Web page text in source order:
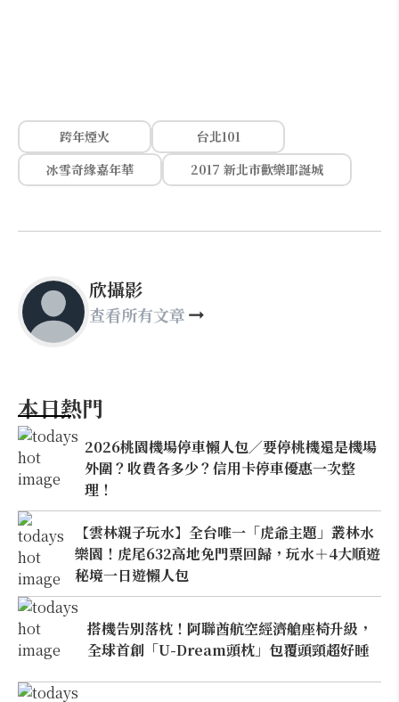
跨年煙火
台北101
冰雪奇緣嘉年華
2017 新北市歡樂耶誕城
欣攝影
查看所有文章
本日熱門
2026桃園機場停車懶人包／要停桃機還是機場
外圍？收費各多少？信用卡停車優惠一次整
理！
【雲林親子玩水】全台唯一「虎爺主題」叢林水
樂園！虎尾632高地免門票回歸，玩水＋4大順遊
秘境一日遊懶人包
搭機告別落枕！阿聯酋航空經濟艙座椅升級，
全球首創「U-Dream頭枕」包覆頭頸超好睡